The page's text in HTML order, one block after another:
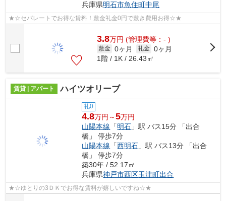
兵庫県明石市魚住町中尾
★☆セパレートでお得な賃料！敷金礼金0円で敷き費用お得☆★
3.8万円 (管理費等：- )
敷金 0ヶ月 礼金 0ヶ月
1階 / 1K / 26.43㎡
賃貸 | アパート ハイツオリーブ
礼0
4.8万円～5万円
山陽本線 「明石 」駅 バス15分 「出合
橋」 停歩7分
山陽本線 「西明石 」駅 バス13分 「出合
橋」 停歩7分
築30年 / 52.17㎡
兵庫県神戸市西区玉津町出合
★☆ゆとりの3ＤＫでお得な賃料が嬉しいですね☆★